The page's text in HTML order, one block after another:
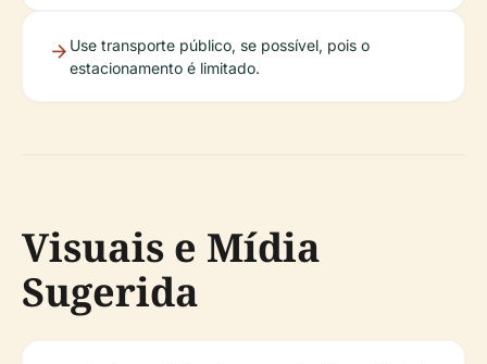
Use transporte público, se possível, pois o
estacionamento é limitado.
Visuais e Mídia
Sugerida